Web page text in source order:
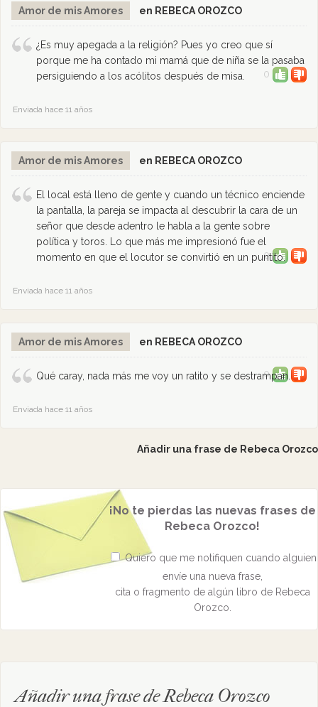
Amor de mis Amores en REBECA OROZCO
¿Es muy apegada a la religión? Pues yo creo que sí
porque me ha contado mi mamá que de niña se la pasaba
persiguiendo a los acólitos después de misa.
0
Enviada hace 11 años
Amor de mis Amores en REBECA OROZCO
El local está lleno de gente y cuando un técnico enciende
la pantalla, la pareja se impacta al descubrir la cara de un
señor que desde adentro le habla a la gente sobre
política y toros. Lo que más me impresionó fue el
momento en que el locutor se convirtió en un puntito.
0
Enviada hace 11 años
Amor de mis Amores en REBECA OROZCO
Qué caray, nada más me voy un ratito y se destrampan.
0
Enviada hace 11 años
Añadir una frase de Rebeca Orozco
¡No te pierdas las nuevas frases de
Rebeca Orozco!
Quiero que me notifiquen cuando alguien
envíe una nueva frase,
cita o fragmento de algún libro de Rebeca
Orozco.
Añadir una frase de Rebeca Orozco